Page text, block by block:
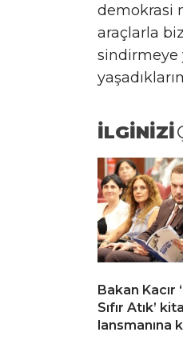
demokrasi
araçlarla
sindirmeye
İLGİNİZİ
Bakan Kacır
Sıfır Atık’
lansmanına